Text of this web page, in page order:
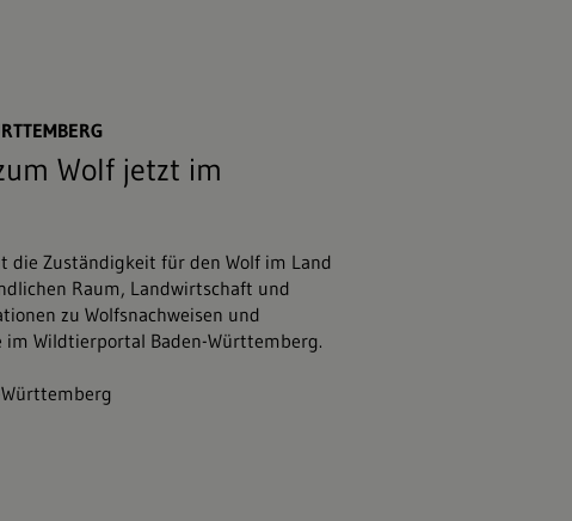
Wolf jetzt im
die Zuständigkeit für den Wolf im Land
Raum, Landwirtschaft und
zu Wolfsnachweisen und
Wildtierportal Baden-Württemberg.